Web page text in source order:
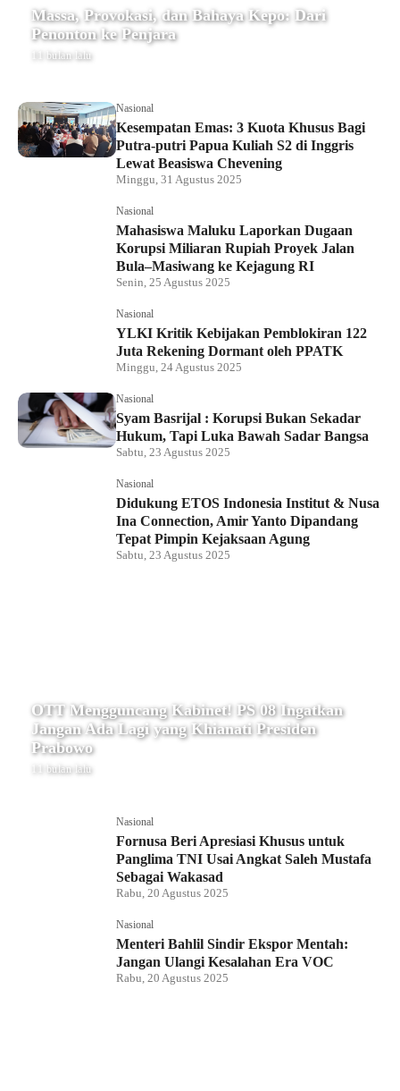
Massa, Provokasi, dan Bahaya Kepo: Dari
Penonton ke Penjara
11 bulan lalu
Nasional
Kesempatan Emas: 3 Kuota Khusus Bagi
Putra-putri Papua Kuliah S2 di Inggris
Lewat Beasiswa Chevening
Minggu, 31 Agustus 2025
Nasional
Mahasiswa Maluku Laporkan Dugaan
Korupsi Miliaran Rupiah Proyek Jalan
Bula–Masiwang ke Kejagung RI
Senin, 25 Agustus 2025
Nasional
YLKI Kritik Kebijakan Pemblokiran 122
Juta Rekening Dormant oleh PPATK
Minggu, 24 Agustus 2025
Nasional
Syam Basrijal : Korupsi Bukan Sekadar
Hukum, Tapi Luka Bawah Sadar Bangsa
Sabtu, 23 Agustus 2025
Nasional
Didukung ETOS Indonesia Institut & Nusa
Ina Connection, Amir Yanto Dipandang
Tepat Pimpin Kejaksaan Agung
Sabtu, 23 Agustus 2025
OTT Mengguncang Kabinet! PS 08 Ingatkan
Jangan Ada Lagi yang Khianati Presiden
Prabowo
11 bulan lalu
Nasional
Fornusa Beri Apresiasi Khusus untuk
Panglima TNI Usai Angkat Saleh Mustafa
Sebagai Wakasad
Rabu, 20 Agustus 2025
Nasional
Menteri Bahlil Sindir Ekspor Mentah:
Jangan Ulangi Kesalahan Era VOC
Rabu, 20 Agustus 2025